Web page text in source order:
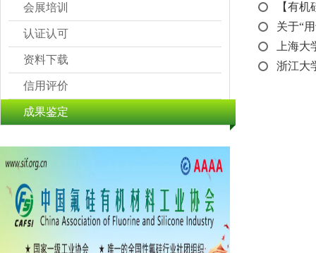
会展培训
认证认可
资料下载
信用评价
成果鉴定
【有
关于“
上海
浙江大